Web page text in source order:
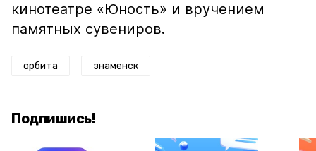
кинотеатре «Юность» и вручением
памятных сувениров.
орбита знаменск
Подпишись!